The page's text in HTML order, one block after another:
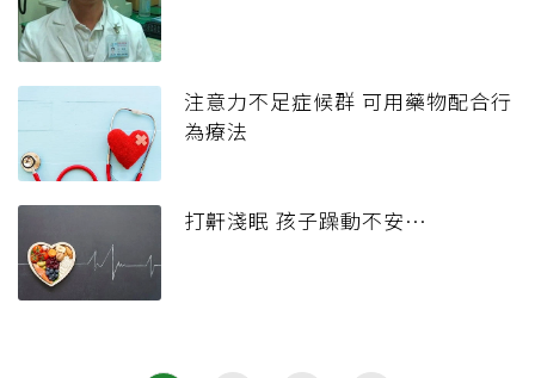
注意力不足症候群 可用藥物配合行
為療法
打鼾淺眠 孩子躁動不安…